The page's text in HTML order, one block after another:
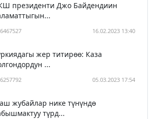
президенти Джо Байдендиин
6467527 16.02.2023 13:40
жер титирөө: Каза
...
6257792 05.03.2023 17:54
жубайлар нике түнүндө
түрд...